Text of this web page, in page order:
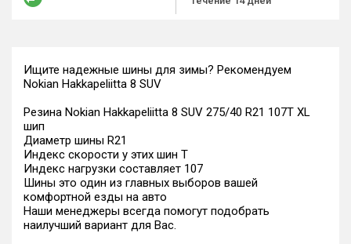
Ищите надежные шины для зимы? Рекомендуем
Nokian Hakkapeliitta 8 SUV
Резина Nokian Hakkapeliitta 8 SUV 275/40 R21 107T XL
шип
Диаметр шины R21
Индекс скорости у этих шин T
Индекс нагрузки составляет 107
Шины это один из главных выборов вашей
комфортной езды на авто
Наши менеджеры всегда помогут подобрать
наилучший вариант для Вас.